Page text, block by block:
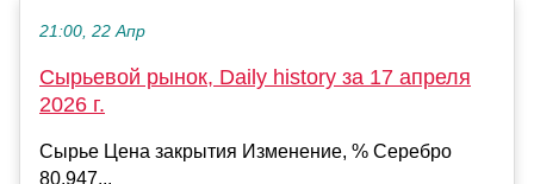
21:00, 22 Апр
Сырьевой рынок, Daily history за 17 апреля
2026 г.
Сырье Цена закрытия Изменение, % Серебро
80.947...